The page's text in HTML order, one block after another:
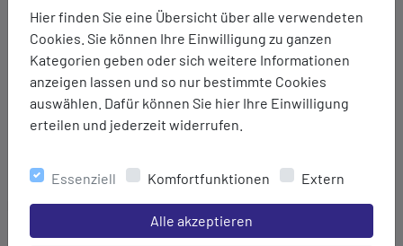
Hier finden Sie eine Übersicht über alle verwendeten
Cookies. Sie können Ihre Einwilligung zu ganzen
Kategorien geben oder sich weitere Informationen
anzeigen lassen und so nur bestimmte Cookies
auswählen. Dafür können Sie hier Ihre Einwilligung
erteilen und jederzeit widerrufen.
Essenziell Komfortfunktionen Extern
Einstellungen speichern für die Gruppe
Alle akzeptieren
Ergonomisch geschnittene Ärmel mit zusätzlicher
Bewegungszone für mehr Bewegungsfreiheit
Napoleontasche (Brusttasche) mit gedrehtem
Reißverschluss links
Zwei Innentaschen
Flat-Lock Nähte für druckfreies Tragegefühl
Marke: